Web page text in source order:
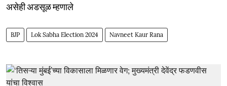
असेही अडसूळ म्हणाले
BJP Lok Sabha Election 2024 Navneet Kaur Rana